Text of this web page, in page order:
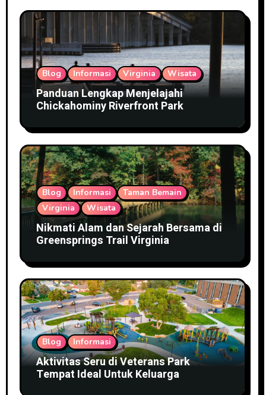
Blog Informasi Virginia Wisata
Panduan Lengkap Menjelajahi
Chickahominy Riverfront Park
Blog Informasi
Taman Bemain
Virginia
Wisata
Nikmati Alam dan Sejarah Bersama di
Greensprings Trail Virginia
Blog Informasi
Aktivitas Seru di Veterans Park
Tempat Ideal Untuk Keluarga